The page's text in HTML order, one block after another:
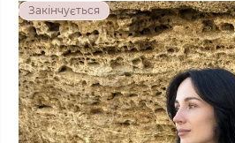
Закінчується